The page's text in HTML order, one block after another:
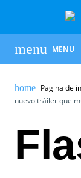
MENU
Pagina de
nuevo tráiler que